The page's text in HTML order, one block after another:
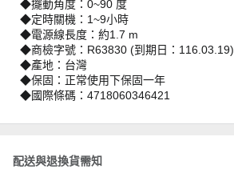
◆擺動角度：0~90 度
◆定時關機：1~9小時
◆電源線長度：約1.7 m
◆商檢字號：R63830 (到期日：116.03.19)
◆產地：台灣
◆保固：正常使用下保固一年
◆國際條碼：4718060346421
配送與退換貨需知